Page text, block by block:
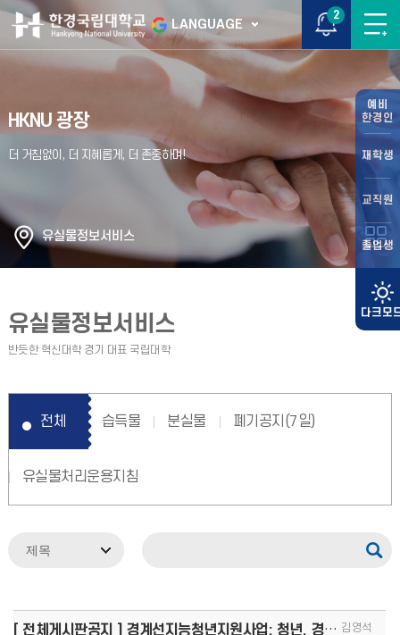
LANGUAGE
2
예비
한경인
재학생
교직원
졸업생
HKNU 광장
유실물정보서비스
유실물정보서비스
전체 습득물 분실물 폐기공지(7일)
유실물처리운용지침
[ 전체게시판공지 ] 경계선지능청년지원사업: 청년, 경계를 넘어 커리어 도약!(8.13.(목)까지 모집, 1인당 김영석